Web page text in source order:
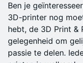
Ben je
3D-printer nog
hebt, de 3D Print &
gelegenheid om
passie te delen.